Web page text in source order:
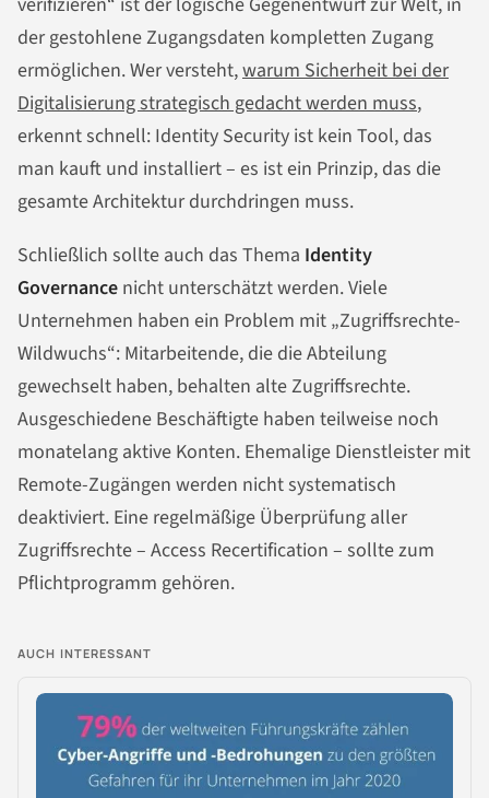
der gestohlene Zugangsdaten kompletten Zugang
ermöglichen. Wer versteht,warum Sicherheit bei der
Digitalisierung strategisch gedacht werden muss,
erkennt schnell: Identity Security ist kein Tool, das
man kauft und installiert – es ist ein Prinzip, das die
gesamte Architektur durchdringen muss.
Schließlich sollte auch das Thema Identity
Governance nicht unterschätzt werden. Viele
Unternehmen haben ein Problem mit „Zugriffsrechte-
Wildwuchs“: Mitarbeitende, die die Abteilung
gewechselt haben, behalten alte Zugriffsrechte.
Ausgeschiedene Beschäftigte haben teilweise noch
monatelang aktive Konten. Ehemalige Dienstleister mit
Remote-Zugängen werden nicht systematisch
deaktiviert. Eine regelmäßige Überprüfung aller
Zugriffsrechte – Access Recertification – sollte zum
Pflichtprogramm gehören.
AUCH INTERESSANT